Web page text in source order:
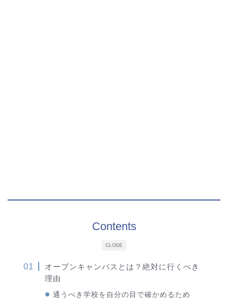
CLOSE
Contents
オープンキャンパスとは？絶対に行くべき
理由
通うべき学校を自分の目で確かめるため